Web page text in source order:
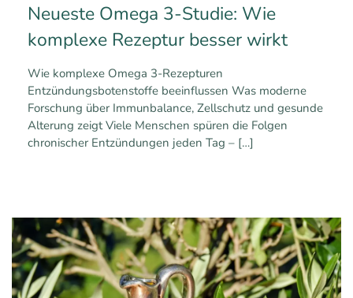
Neueste Omega 3-Studie: Wie
komplexe Rezeptur besser wirkt
Wie komplexe Omega 3-Rezepturen
Entzündungsbotenstoffe beeinflussen Was moderne
Forschung über Immunbalance, Zellschutz und gesunde
Alterung zeigt Viele Menschen spüren die Folgen
chronischer Entzündungen jeden Tag – […]